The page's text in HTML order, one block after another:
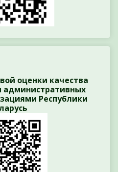
оценки качества
административных
Республики